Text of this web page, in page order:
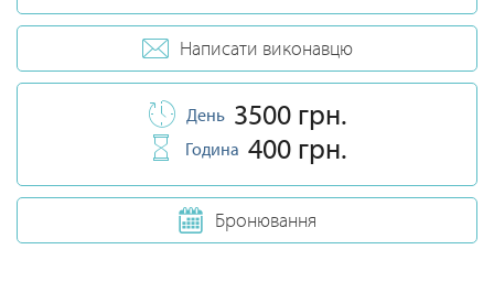
Написати виконавцю
День 3500 грн.
Година 400 грн.
Бронювання